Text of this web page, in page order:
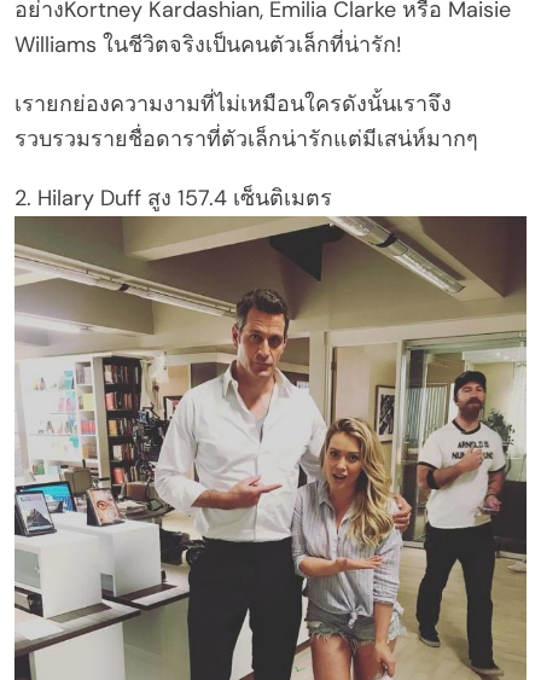
อย่างKortney Kardashian, Emilia Clarke หรือ Maisie
Williams ในชีวิตจริงเป็นคนตัวเล็กที่น่ารัก!
เรายกย่องความงามที่ไม่เหมือนใครดังนั้นเราจึง
รวบรวมรายชื่อดาราที่ตัวเล็กน่ารักแต่มีเสน่ห์มากๆ
2. Hilary Duff สูง 157.4 เซ็นติเมตร